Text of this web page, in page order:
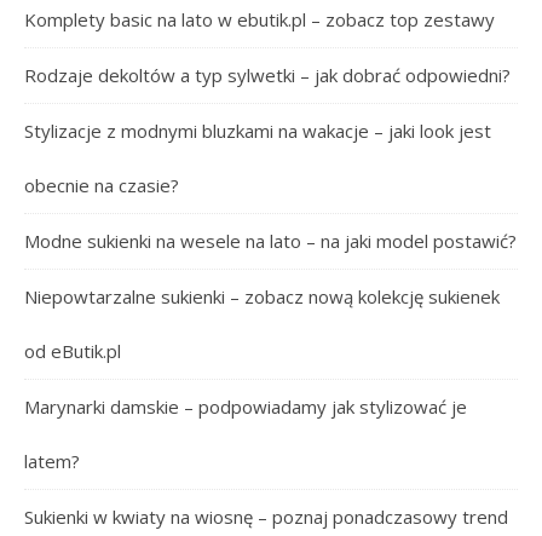
Komplety basic na lato w ebutik.pl – zobacz top zestawy
Rodzaje dekoltów a typ sylwetki – jak dobrać odpowiedni?
Stylizacje z modnymi bluzkami na wakacje – jaki look jest
obecnie na czasie?
Modne sukienki na wesele na lato – na jaki model postawić?
Niepowtarzalne sukienki – zobacz nową kolekcję sukienek
od eButik.pl
Marynarki damskie – podpowiadamy jak stylizować je
latem?
Sukienki w kwiaty na wiosnę – poznaj ponadczasowy trend